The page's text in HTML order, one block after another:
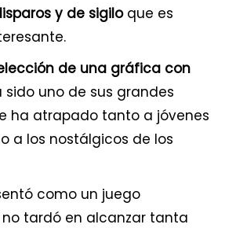
y de sigilo que es
de una gráfica con
sido uno de sus grandes
ha atrapado tanto a jóvenes
a los nostálgicos de los
como un juego
tardó en alcanzar tanta